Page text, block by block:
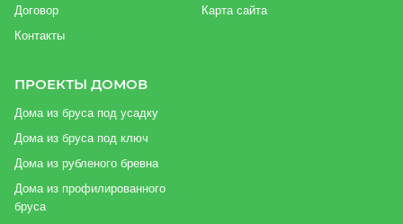
Договор
Контакты
Карта сайта
ПРОЕКТЫ ДОМОВ
Дома из бруса под усадку
Дома из бруса под ключ
Дома из рубленого бревна
Дома из профилированного
бруса